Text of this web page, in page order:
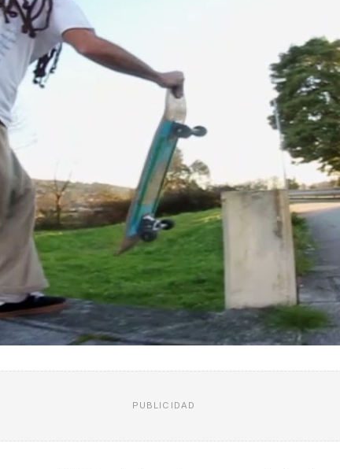
PUBLICIDAD